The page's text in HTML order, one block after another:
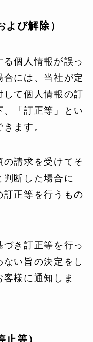
び解除）
る個人情報が誤っ
には、当社が定
て個人情報の訂
「訂正等」とい
ます。
の請求を受けてそ
断した場合に
訂正等を行うもの
づき訂正等を行っ
い旨の決定をし
様に通知しま
等）